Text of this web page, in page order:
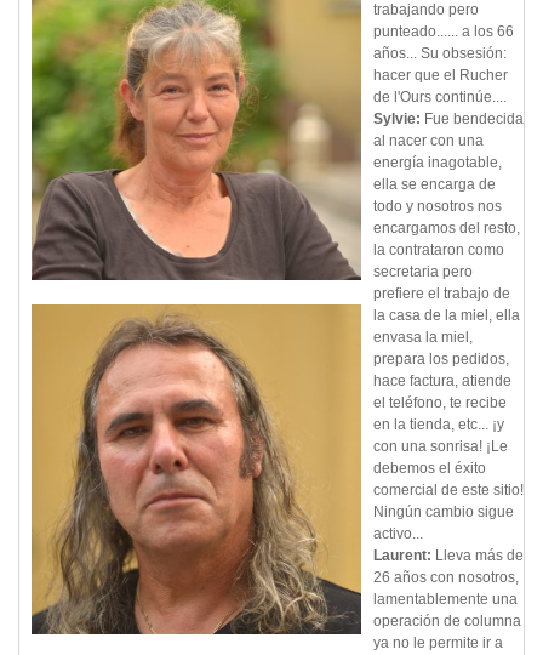
trabajando pero
punteado...... a los 66
años... Su obsesión:
hacer que el Rucher
de l'Ours continúe....
Sylvie: Fue bendecida
al nacer con una
energía inagotable,
ella se encarga de
todo y nosotros nos
encargamos del resto,
la contrataron como
secretaria pero
prefiere el trabajo de
la casa de la miel, ella
envasa la miel,
prepara los pedidos,
hace factura, atiende
el teléfono, te recibe
en la tienda, etc... ¡y
con una sonrisa! ¡Le
debemos el éxito
comercial de este sitio!
Ningún cambio sigue
activo...
Laurent: Lleva más de
26 años con nosotros,
lamentablemente una
operación de columna
ya no le permite ir a